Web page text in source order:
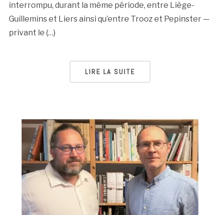
interrompu, durant la même période, entre Liège-
Guillemins et Liers ainsi qu’entre Trooz et Pepinster —
privant le (…)
LIRE LA SUITE